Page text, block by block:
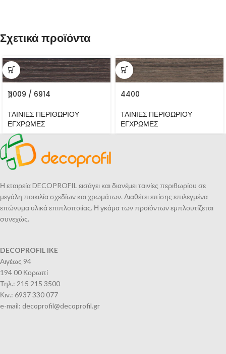
Σχετικά προϊόντα
11009 / 6914
ΤΑΙΝΙΕΣ ΠΕΡΙΘΩΡΙΟΥ
ΕΓΧΡΩΜΕΣ
4400
ΤΑΙΝΙΕΣ ΠΕΡΙΘΩΡΙΟΥ
ΕΓΧΡΩΜΕΣ
Η εταιρεία DECOPROFIL εισάγει και διανέμει ταινίες περιθωρίου σε
μεγάλη ποικιλία σχεδίων και χρωμάτων. Διαθέτει επίσης επιλεγμένα
επώνυμα υλικά επιπλοποιίας. Η γκάμα των προϊόντων εμπλουτίζεται
συνεχώς.
DECOPROFIL IKE
Αιγέως 94
194 00 Κορωπί
Τηλ.: 215 215 3500
Κιν.: 6937 330 077
e-mail: decoprofil@decoprofil.gr